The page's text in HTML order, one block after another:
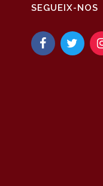
SEGUEIX-NOS